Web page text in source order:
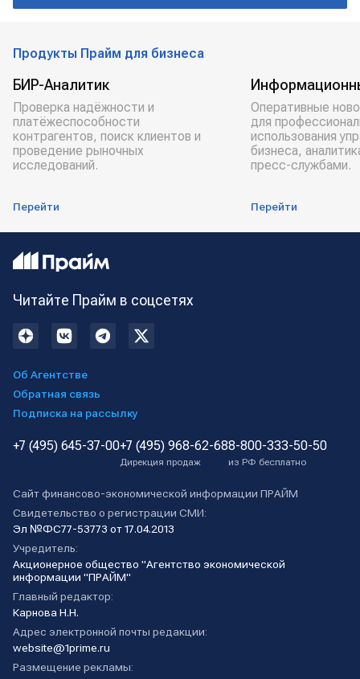
Продукты Прайм для бизнеса
БИР-Аналитик
Проверка надёжности и
платёжеспособности
контрагентов, поиск клиентов и
проведение рыночных
исследований.
Перейти
Оперативные
для
использования
бизнеса,
пресс-службами.
Перейти
Читайте Прайм в соцсетях
Об Агентстве
Обратная связь
Подписка на рассылку
+7 (495) 645-37-00+7 (495) 968-62-68
Дирекция продаж
8-800-333-50-50
из РФ бесплатно
Сайт финансово-экономической информации ПРАЙМ
Свидетельство о регистрации СМИ:
Эл №ФС77-53773 от 17.04.2013
Учредитель:
Акционерное общество "Агентство экономической
информации "ПРАЙМ"
Главный редактор:
Карнова Н.Н.
Адрес электронной почты редакции:
website@1prime.ru
Размещение рекламы: